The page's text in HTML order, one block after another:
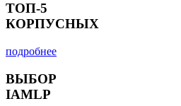
ТОП-5
КОРПУСНЫХ
подробнее
ВЫБОР
IAMLP